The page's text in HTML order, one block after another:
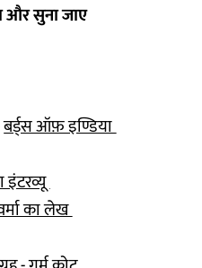
और सुना जाए
बर्ड्स ऑफ़ इण्डिया
इंटरव्यू
का लेख